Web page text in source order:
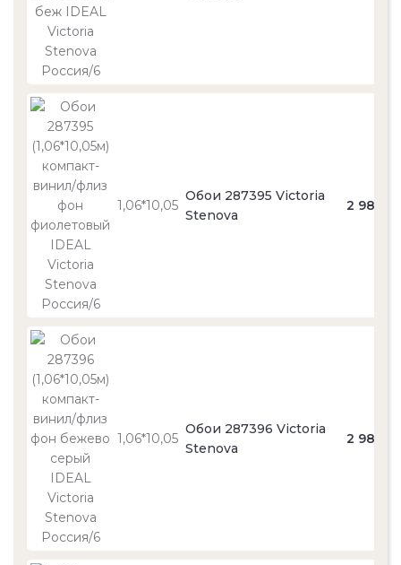
1,06*10,05
Обои 287395 Victoria
Stenova
2 980
1,06*10,05
Обои 287396 Victoria
Stenova
2 980